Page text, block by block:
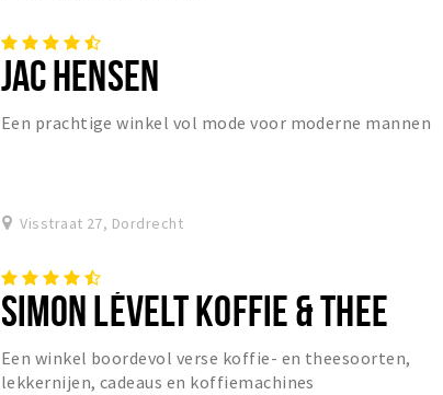
JAC HENSEN
Een prachtige winkel vol mode voor moderne mannen
Visstraat 27, Dordrecht
SIMON LÉVELT KOFFIE & THEE
Een winkel boordevol verse koffie- en theesoorten,
lekkernijen, cadeaus en koffiemachines